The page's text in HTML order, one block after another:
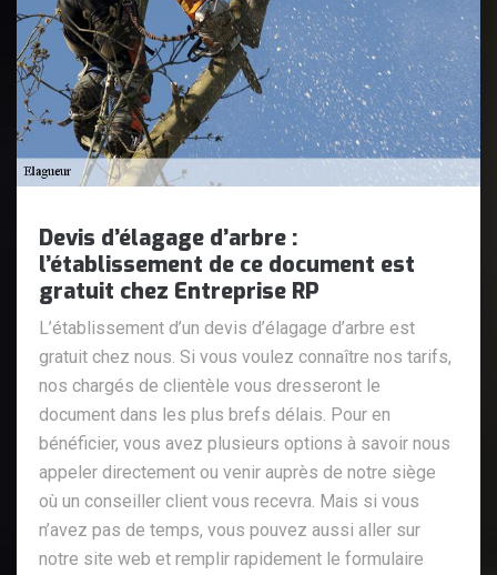
Devis d’élagage d’arbre :
l’établissement de ce document est
gratuit chez Entreprise RP
L’établissement d’un devis d’élagage d’arbre est
gratuit chez nous. Si vous voulez connaître nos tarifs,
nos chargés de clientèle vous dresseront le
document dans les plus brefs délais. Pour en
bénéficier, vous avez plusieurs options à savoir nous
appeler directement ou venir auprès de notre siège
où un conseiller client vous recevra. Mais si vous
n’avez pas de temps, vous pouvez aussi aller sur
notre site web et remplir rapidement le formulaire